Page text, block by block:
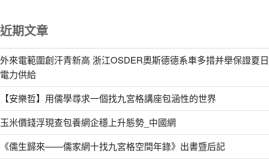
近期文章
外來電範圍創汗青新高 浙江OSDER奧斯德德系車多措并舉保證夏日
電力供給
【安樂哲】用儒學尋求一個找九宮格講座包涵性的世界
玉米價錢浮現查包養網企穩上升態勢_中國網
《儒生歸來——儒家網十找九宮格空間年錄》出書暨后記